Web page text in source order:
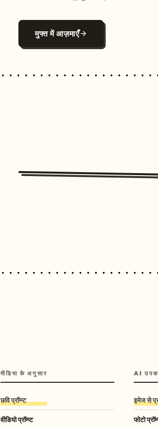
मुफ्त में आज़माएँ
मीडिया के अनुसार
छवि प्रॉम्प्ट
वीडियो प्रॉम्प्ट
AI
इमेज से
फोटो